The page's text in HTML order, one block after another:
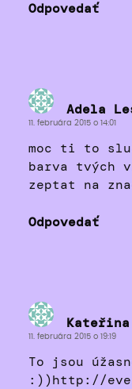
Odpovedať
Adela
11. februára 2015 o 14:01
moc ti to
barva tvých
zeptat na
Odpovedať
Kateřina
11. februára 2015 o 19:19
To jsou
:))http://